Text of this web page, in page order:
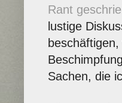
Rant
lustige
Sachen, die